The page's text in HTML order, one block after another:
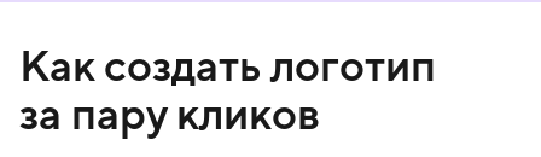
Как создать логотип
за пару кликов